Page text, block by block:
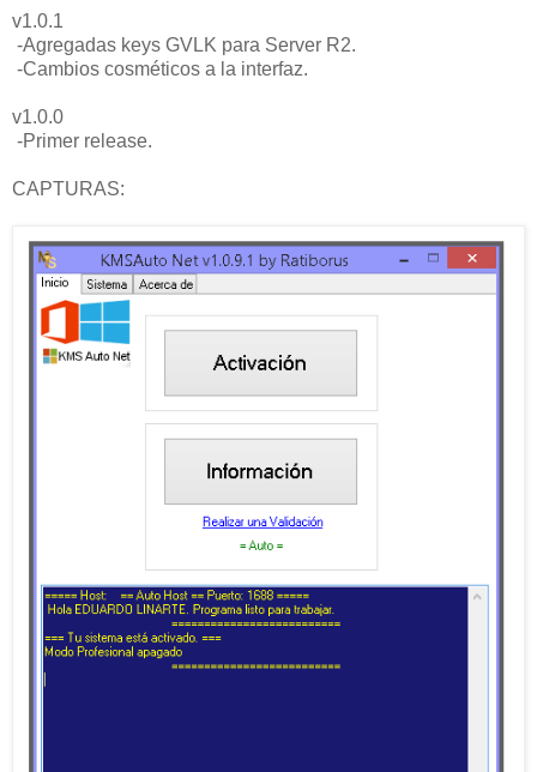
v1.0.1
-Agregadas keys GVLK para Server R2.
-Cambios cosméticos a la interfaz.
v1.0.0
-Primer release.
CAPTURAS: